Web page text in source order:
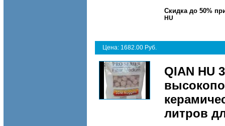
Скидка до 50%
HU
Цена: 1682.00 Руб.
QIAN HU
литров